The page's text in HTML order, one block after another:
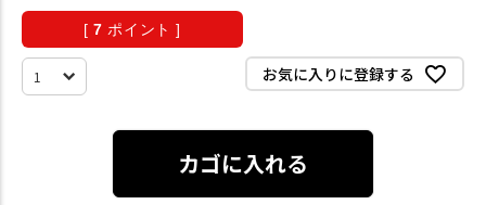
[ 7 ポイント ]
お気に入りに登録する
カゴに入れる